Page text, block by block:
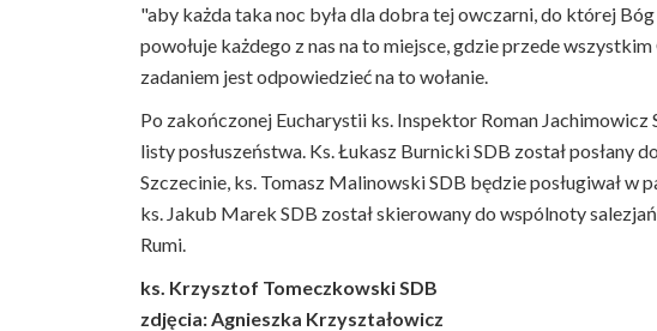
"aby każda taka noc była dla dobra tej owczarni, do której
powołuje każdego z nas na to miejsce, gdzie przede
zadaniem jest odpowiedzieć na to wołanie.
Po zakończonej Eucharystii ks. Inspektor Roman Jachimowicz
listy posłuszeństwa. Ks. Łukasz Burnicki SDB został posłany
Szczecinie, ks. Tomasz Malinowski SDB będzie posługiwał w
ks. Jakub Marek SDB został skierowany do wspólnoty
Rumi.
ks. Krzysztof Tomeczkowski SDB
zdjęcia: Agnieszka Krzyształowicz